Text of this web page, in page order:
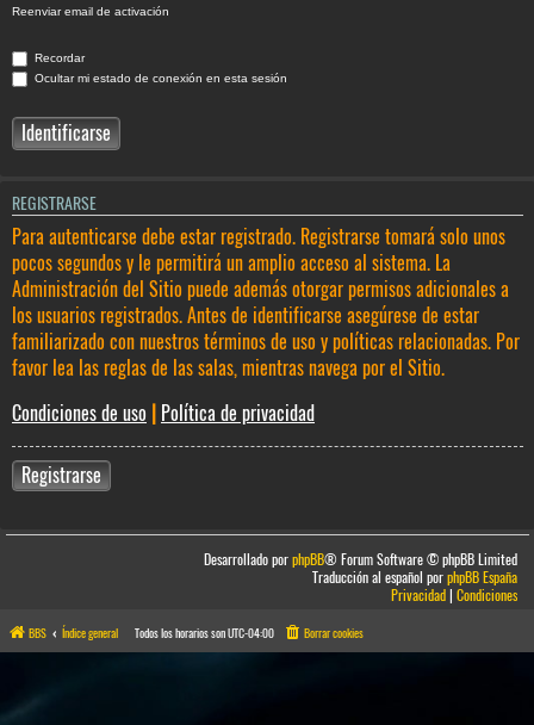
Reenviar email de activación
Recordar
Ocultar mi estado de conexión en esta sesión
REGISTRARSE
Para autenticarse debe estar registrado. Registrarse tomará solo unos
pocos segundos y le permitirá un amplio acceso al sistema. La
Administración del Sitio puede además otorgar permisos adicionales a
los usuarios registrados. Antes de identificarse asegúrese de estar
familiarizado con nuestros términos de uso y políticas relacionadas. Por
favor lea las reglas de las salas, mientras navega por el Sitio.
Condiciones de uso
Política de privacidad
Registrarse
Desarrollado porphpBB® Forum Software © phpBB Limited
Traducción al español porphpBB España
Privacidad|Condiciones
BBS Índice general Todos los horarios sonUTC-04:00 Borrar cookies